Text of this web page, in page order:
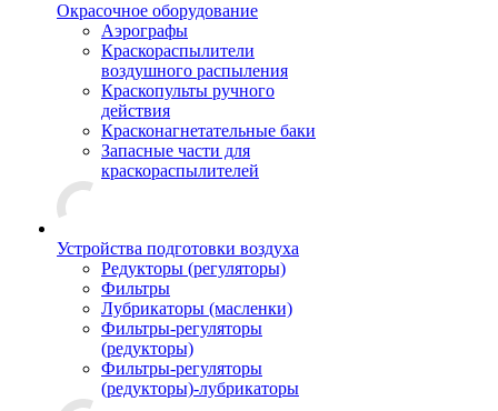
Окрасочное оборудование
Аэрографы
Краскораспылители
воздушного распыления
Краскопульты ручного
действия
Красконагнетательные баки
Запасные части для
краскораспылителей
Устройства подготовки воздуха
Редукторы (регуляторы)
Фильтры
Лубрикаторы (масленки)
Фильтры-регуляторы
(редукторы)
Фильтры-регуляторы
(редукторы)-лубрикаторы